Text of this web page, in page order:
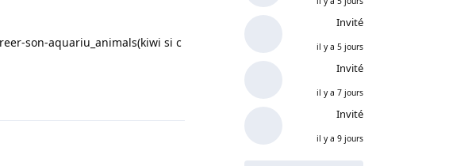
Invité
il y a 5 jours
Invité
il y a 7 jours
Invité
il y a 9 jours
son-aquariu_animals(kiwi si c